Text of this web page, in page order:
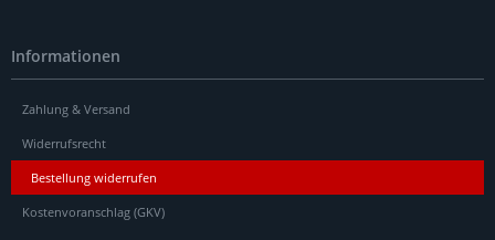
Informationen
Zahlung & Versand
Widerrufsrecht
Bestellung widerrufen
Kostenvoranschlag (GKV)